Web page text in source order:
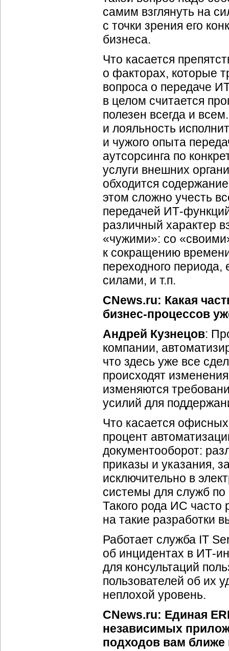
самим взглянуть на
с точки зрения его
бизнеса.
Что касается
о факторах, которые
вопроса о передаче
в целом считается
полезен всегда и
и лояльность
и чужого опыта
аутсорсинга по
услуги внешних
обходится
этом сложно учесть
передачей ИТ-
различный характер
«чужими»: со
к сокращению
переходного
силами, и т.п.
CNews.ru: Какая
бизнес-процессов
Андрей Кузнецов:
компании,
что здесь уже все
происходят
изменяются
усилий для
Что касается
процент
документооборот:
приказы и указания,
исключительно в
системы для служб по
Такого рода ИС часто
на такие разработки
Работает служба IT
об инцидентах в ИТ-
для консультаций
пользователей об их
неплохой уровень.
CNews.ru: Единая
независимых
подходов вам ближе